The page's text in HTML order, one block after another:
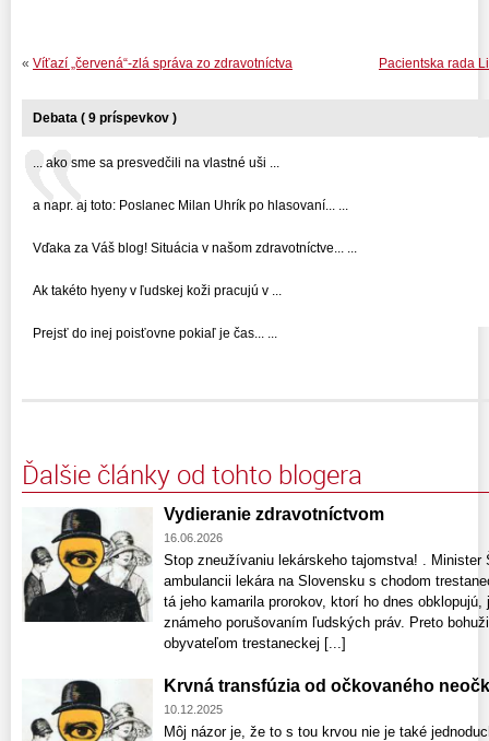
Pacientska rada
« Víťazí „červená“-zlá správa zo zdravotníctva
Debata ( 9 príspevkov )
... ako sme sa presvedčili na vlastné uši ...
a napr. aj toto: Poslanec Milan Uhrík po hlasovaní... ...
Vďaka za Váš blog! Situácia v našom zdravotníctve... ...
Ak takéto hyeny v ľudskej koži pracujú v ...
Prejsť do inej poisťovne pokiaľ je čas... ...
Ďalšie články od tohto blogera
Vydieranie zdravotníctvom
16.06.2026
Stop zneužívaniu lekárskeho tajomstva! .
ambulancii lekára na Slovensku s chodom
tá jeho kamarila prorokov, ktorí ho dnes
známeho porušovaním ľudských práv. Preto
obyvateľom trestaneckej [...]
Krvná transfúzia od očkovaného
10.12.2025
Môj názor je, že to s tou krvou nie je také